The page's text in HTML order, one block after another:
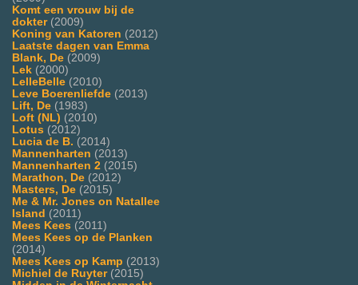
Komt een vrouw bij de
dokter(2009)
Koning van Katoren (2012)
Laatste dagen van Emma
Blank, De (2009)
Lek (2000)
LelleBelle (2010)
Leve Boerenliefde (2013)
Lift, De (1983)
Loft (NL) (2010)
Lotus (2012)
Lucia de B. (2014)
Mannenharten (2013)
Mannenharten 2 (2015)
Marathon, De (2012)
Masters, De (2015)
Me & Mr. Jones on Natallee
Island (2011)
Mees Kees (2011)
Mees Kees op de Planken
(2014)
Mees Kees op Kamp (2013)
Michiel de Ruyter(2015)